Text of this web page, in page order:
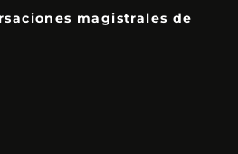
magistrales de